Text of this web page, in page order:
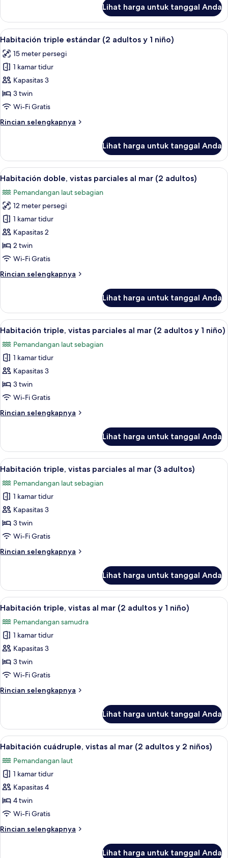
Habitación
doble,
vistas
mar
(2
Lihat harga untuk tanggal Anda
Lihat
semua
foto
untuk
Habitación
triple
estándar
adultos
niño)
Brankas, meja kerja, Wi-Fi gratis, dan
5
Habitación triple estándar (2 adultos y 1 niño)
15 meter persegi
1 kamar tidur
Kapasitas 3
3 twin
Wi-Fi Gratis
Rincian selengkapnya
Rincian
Habitación
triple
estándar
adultos
y
niño)
Lihat harga untuk tanggal Anda
Lihat
semua
foto
untuk
Habitación
doble,
vistas
parciales
mar
Habitación doble, vistas parciales al
6
Habitación doble, vistas parciales al mar (2 adultos)
Pemandangan laut sebagian
12 meter persegi
1 kamar tidur
Kapasitas 2
2 twin
Wi-Fi Gratis
Rincian selengkapnya
Rincian
Habitación
doble,
vistas
al
mar
adultos)
Lihat harga untuk tanggal Anda
Lihat
semua
foto
untuk
Habitación
triple,
vistas
al
adultos
y
niño)
Brankas, meja kerja, Wi-Fi gratis, dan
5
Habitación triple, vistas parciales al mar (2 adultos y 1 niño)
Pemandangan laut sebagian
1 kamar tidur
Kapasitas 3
3 twin
Wi-Fi Gratis
Rincian selengkapnya
Rincian
Habitación
triple,
vistas
al
mar
adultos
y
niño)
Lihat harga untuk tanggal Anda
Lihat
semua
foto
untuk
Habitación
triple,
vistas
al
adultos)
Brankas, meja kerja, Wi-Fi gratis, dan
5
Habitación triple, vistas parciales al mar (3 adultos)
Pemandangan laut sebagian
1 kamar tidur
Kapasitas 3
3 twin
Wi-Fi Gratis
Rincian selengkapnya
Rincian
Habitación
triple,
vistas
al
mar
adultos)
Lihat harga untuk tanggal Anda
Lihat
semua
foto
untuk
Habitación
triple,
vistas
mar
y
1
Brankas, meja kerja, Wi-Fi gratis, dan
7
Habitación triple, vistas al mar (2 adultos y 1 niño)
Pemandangan samudra
1 kamar tidur
Kapasitas 3
3 twin
Wi-Fi Gratis
Rincian selengkapnya
Rincian
Habitación
triple,
vistas
mar
(2
y
niño)
Lihat harga untuk tanggal Anda
Lihat
semua
foto
untuk
Habitación
cuádruple,
vistas
mar
Brankas, meja kerja, Wi-Fi gratis, dan
6
Habitación cuádruple, vistas al mar (2 adultos y 2 niños)
Pemandangan laut
1 kamar tidur
Kapasitas 4
4 twin
Wi-Fi Gratis
Rincian selengkapnya
Rincian
Lihat harga untuk tanggal Anda